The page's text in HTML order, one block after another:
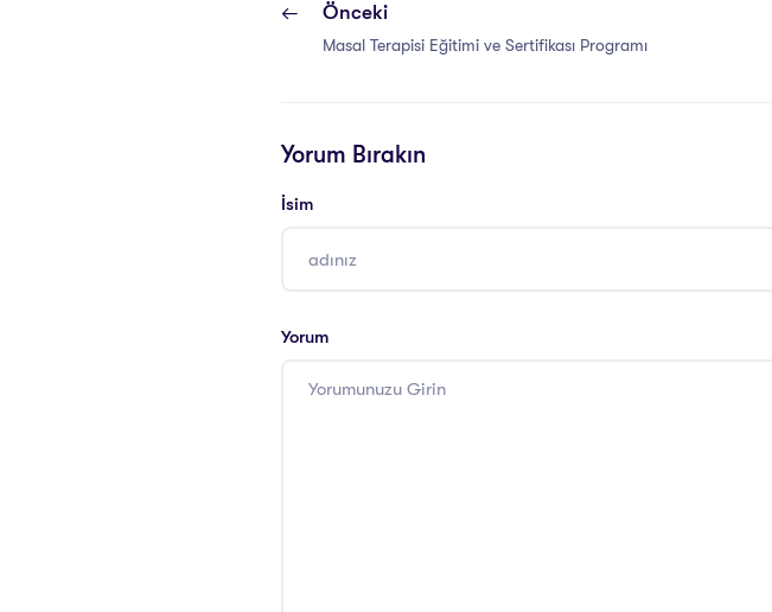
Önceki
Masal Terapisi Eğitimi ve Sertifikası Programı
Yorum Bırakın
İsim
Yorum